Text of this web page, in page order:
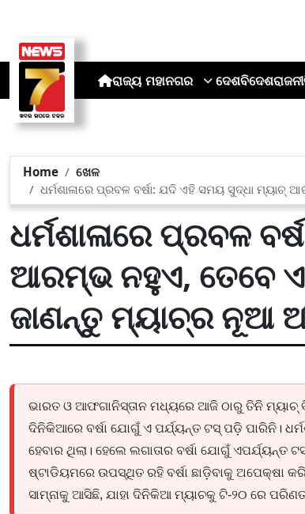
ରାଜ୍ୟ ମହାନଗର ଦେଶବିଦେଶ
Home
ଖେଳ
ଧର୍ମଶାଳାରେ ପ୍ରବଳ ବର୍ଷା: ଯଦି ଏହି ସମୟ ସୁଦ୍ଧା
ଧର୍ମଶାଳାରେ ପ୍ରବଳ
ଆରମ୍ଭ ନହୁଏ, ତେବେ
ଜାଣନ୍ତୁ ମ୍ୟାଚ୍‌ର ନୂଆ
ଭାରତ ଓ ଆଫଗାନିସ୍ତାନ ମଧ୍ୟରେ ଆଜି ଠାରୁ ତିନି
ଦିନିକିଆରେ ବର୍ଷା ଯୋଗୁଁ ଏ ପର୍ଯ୍ୟନ୍ତ ଟସ୍ ପଡ଼ି ପାରିନି।
ହେବାର ଥିଲା। ହେଲେ ଲଗାତାର ବର୍ଷା ଯୋଗୁଁ
ଷ୍ଟାଡିୟମରେ ଉପସ୍ଥିତ ରହି ବର୍ଷା ଛାଡ଼ିବାକୁ ଅପେକ୍ଷା
ସାମ୍ନାକୁ ଆସିଛି, ଯାହା ଦିନିକିଆ ମ୍ୟାଚକୁ ଟି-୨୦ ରେ